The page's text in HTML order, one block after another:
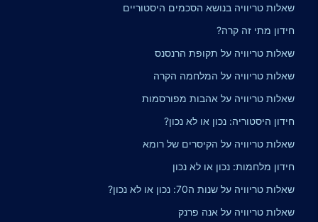
שאלות טריוויה בנושא הסכמים היסטוריים
חידון מתי זה קרה?
שאלות טריוויה על תקופת הרנסנס
שאלות טריוויה על המלחמה הקרה
שאלות טריוויה על אהבות מפורסמות
חידון היסטוריה: נכון או לא נכון?
שאלות טריוויה על הקיסרים של רומא
חידון מלחמות: נכון או לא נכון
שאלות טריוויה על שנות ה70: נכון או לא נכון?
שאלות טריוויה על אנה פרנק